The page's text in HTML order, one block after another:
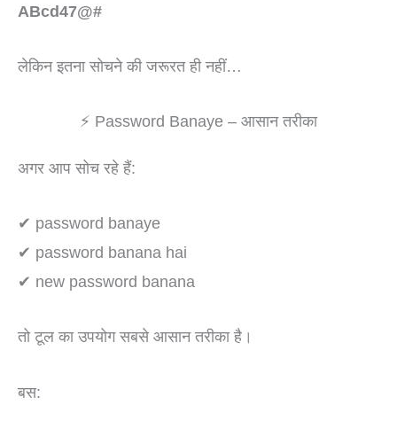
ABcd47@#
लेकिन इतना सोचने की जरूरत ही नहीं…
⚡ Password Banaye – आसान तरीका
अगर आप सोच रहे हैं:
✔ password banaye
✔ password banana hai
✔ new password banana
तो टूल का उपयोग सबसे आसान तरीका है।
बस: